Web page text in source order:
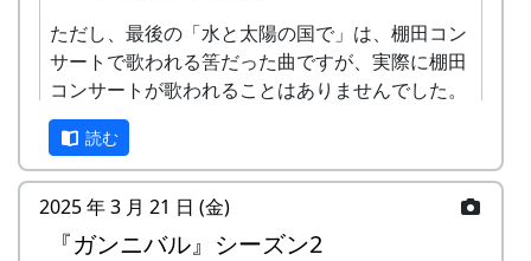
ただし、最後の「水と太陽の国で」は、棚田コン
サートで歌われる筈だった曲ですが、実際に棚田
コンサートが歌われることはありませんでした。
棚田のうた ～ふるさと加美の里へ～
読む
2025 年 3 月 21 日 (金)
『ガンニバル』シーズン2